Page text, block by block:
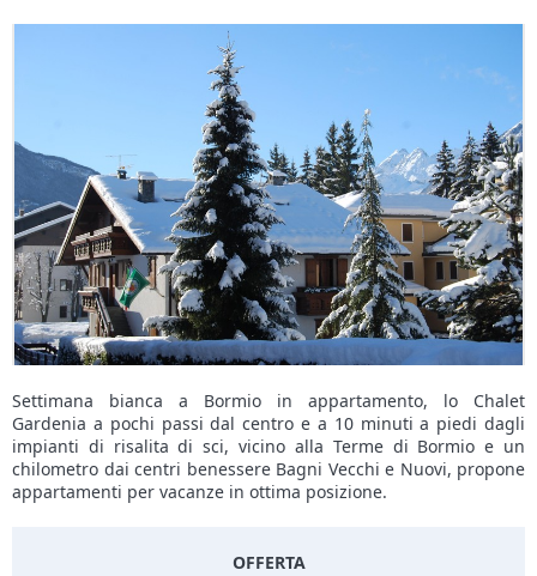
Settimana bianca a Bormio in appartamento, lo Chalet
Gardenia a pochi passi dal centro e a 10 minuti a piedi dagli
impianti di risalita di sci, vicino alla Terme di Bormio e un
chilometro dai centri benessere Bagni Vecchi e Nuovi, propone
appartamenti per vacanze in ottima posizione.
OFFERTA